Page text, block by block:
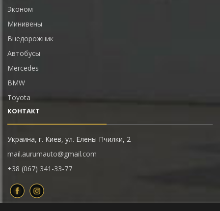
Эконом
Минивены
Внедорожник
Автобусы
Mercedes
BMW
Toyota
КОНТАКТ
Украина, г. Киев, ул. Елены Пчилки, 2
mail.aurumauto@gmail.com
+38 (067) 341-33-77